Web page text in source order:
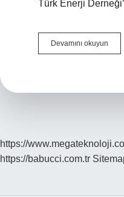
Türk Enerji
Devamını okuyun
https://
https://babucci.com.tr